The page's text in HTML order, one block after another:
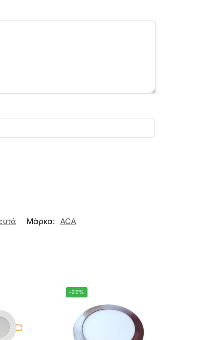
Μάρκα: ACA
-26%